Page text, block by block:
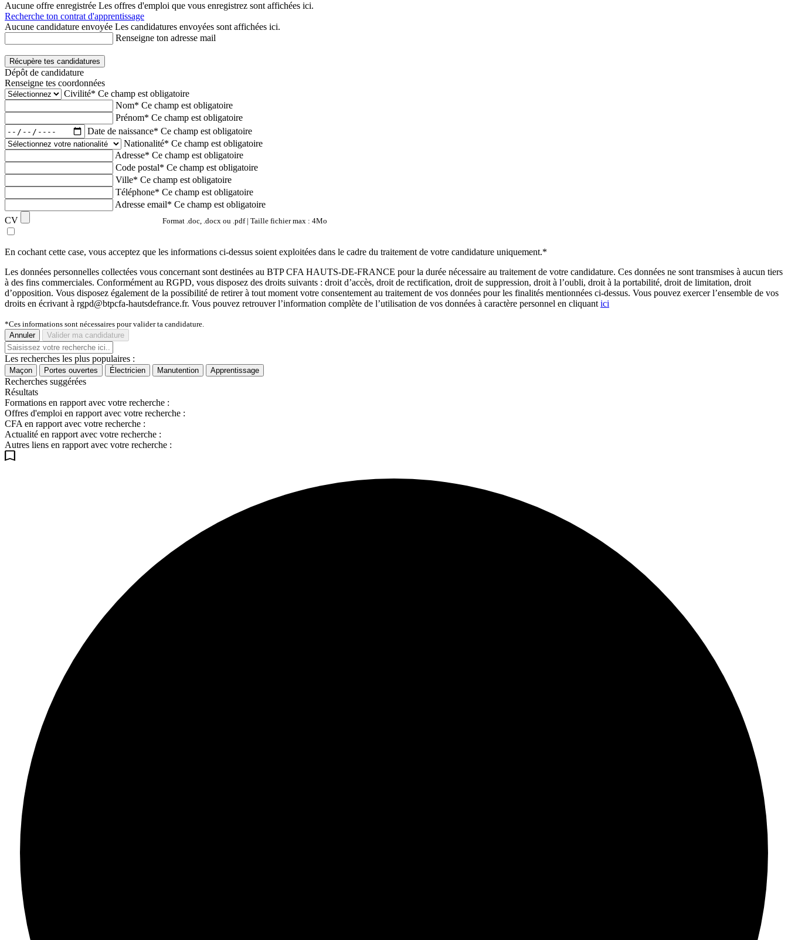
Aucune offre enregistrée Les offres d'emploi que vous enregistrez sont affichées ici.
Recherche ton contrat d'apprentissage
Aucune candidature envoyée Les candidatures envoyées sont affichées ici.
Renseigne ton adresse mail
Récupère tes candidatures
Dépôt de candidature
Renseigne tes coordonnées
Civilité* Ce champ est obligatoire
Nom* Ce champ est obligatoire
Prénom* Ce champ est obligatoire
Date de naissance* Ce champ est obligatoire
Nationalité* Ce champ est obligatoire
Adresse* Ce champ est obligatoire
Code postal* Ce champ est obligatoire
Ville* Ce champ est obligatoire
Téléphone* Ce champ est obligatoire
Adresse email* Ce champ est obligatoire
CV
Format .doc, .docx ou .pdf | Taille fichier max : 4Mo
En cochant cette case, vous acceptez que les informations ci-dessus soient exploitées dans le cadre du traitement de votre candidature uniquement.*
Les données personnelles collectées vous concernant sont destinées au BTP CFA HAUTS-DE-FRANCE pour la durée nécessaire au traitement de votre candidature. Ces données ne sont transmises à aucun tiers
à des fins commerciales. Conformément au RGPD, vous disposez des droits suivants : droit d’accès, droit de rectification, droit de suppression, droit à l’oubli, droit à la portabilité, droit de limitation, droit
d’opposition. Vous disposez également de la possibilité de retirer à tout moment votre consentement au traitement de vos données pour les finalités mentionnées ci-dessus. Vous pouvez exercer l’ensemble de vos
droits en écrivant à rgpd@btpcfa-hautsdefrance.fr. Vous pouvez retrouver l’information complète de l’utilisation de vos données à caractère personnel en cliquant ici
*Ces informations sont nécessaires pour valider ta candidature.
Annuler
Valider ma candidature
Les recherches les plus populaires :
Maçon Portes ouvertes Électricien Manutention Apprentissage
Recherches suggérées
Résultats
Formations en rapport avec votre recherche :
Offres d'emploi en rapport avec votre recherche :
CFA en rapport avec votre recherche :
Actualité en rapport avec votre recherche :
Autres liens en rapport avec votre recherche :